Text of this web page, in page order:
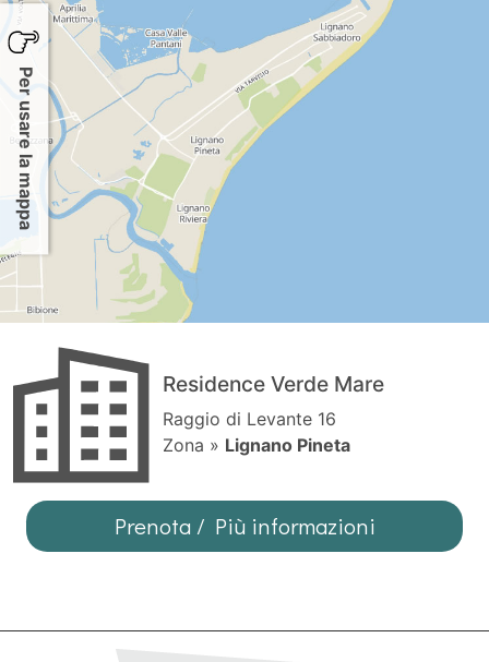
Per usare la mappa
Residence Verde Mare
Raggio di Levante 16
Zona » Lignano Pineta
Prenota / Più informazioni